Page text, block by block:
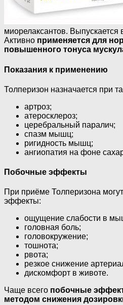
миорелаксантов. Выпускается
Активно применяется для
повышенного тонуса
Показания к применению
Толперизон назначается при
артроз;
атеросклероз;
церебральный паралич;
спазм мышц;
ригидность мышц;
ангиопатия на фоне
Побочные эффекты
При приёме Толперизона
эффекты:
ощущение слабости в
головная боль;
головокружение;
тошнота;
рвота;
резкое снижение
дискомфорт в животе.
Чаще всего побочные
методом снижения